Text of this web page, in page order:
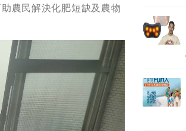
農民解決化肥短缺及農物